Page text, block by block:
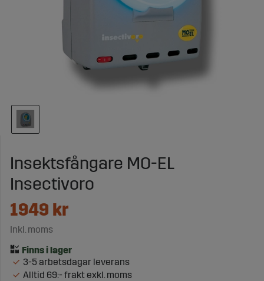
Insektsfångare MO-EL
Insectivoro
1949 kr
Inkl. moms
3-5 arbetsdagar leverans
Alltid 69:- frakt exkl. moms